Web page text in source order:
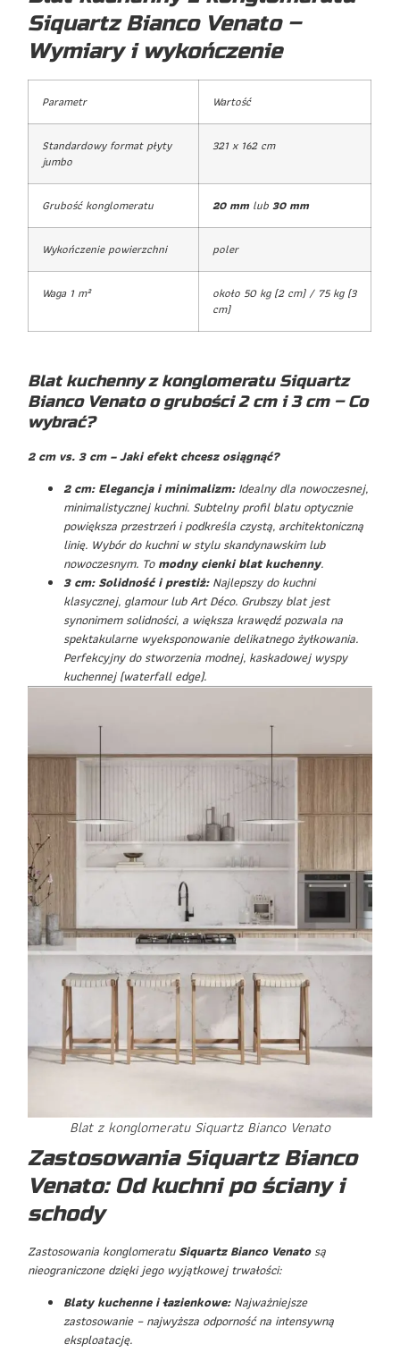
Siquartz Bianco Venato –
Wymiary i wykończenie
Parametr Wartość
Standardowy format płyty
jumbo
321 x 162 cm
Grubość konglomeratu 20 mmlub30 mm
Wykończenie powierzchni poler
Waga 1 m²
około 50 kg (2 cm) / 75 kg (3
cm)
Blat kuchenny z konglomeratu Siquartz
Bianco Venato o grubości 2 cm i 3 cm – Co
wybrać?
2 cm vs. 3 cm – Jaki efekt chcesz osiągnąć?
2 cm: Elegancja i minimalizm:Idealny dla nowoczesnej,
minimalistycznej kuchni. Subtelny profil blatu optycznie
powiększa przestrzeń i podkreśla czystą, architektoniczną
linię. Wybór do kuchni w stylu skandynawskim lub
nowoczesnym. Tomodny cienki blat kuchenny.
3 cm: Solidność i prestiż:Najlepszy do kuchni
klasycznej, glamour lub Art Déco. Grubszy blat jest
synonimem solidności, a większa krawędź pozwala na
spektakularne wyeksponowanie delikatnego żyłkowania.
Perfekcyjny do stworzenia modnej, kaskadowej wyspy
kuchennej (waterfall edge).
Blat z konglomeratu Siquartz Bianco Venato
Zastosowania Siquartz Bianco
Venato: Od kuchni po ściany i
schody
Zastosowania konglomeratuSiquartz Bianco Venatosą
nieograniczone dzięki jego wyjątkowej trwałości:
Blaty kuchenne i łazienkowe:Najważniejsze
zastosowanie – najwyższa odporność na intensywną
eksploatację.